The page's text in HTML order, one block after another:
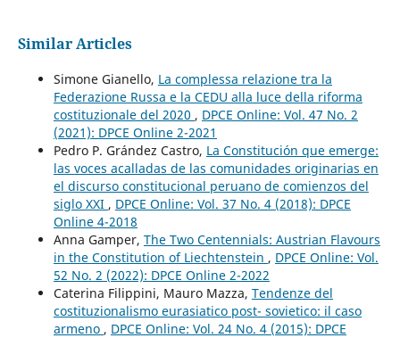
Similar Articles
Simone Gianello, La complessa relazione tra la
Federazione Russa e la CEDU alla luce della riforma
costituzionale del 2020 , DPCE Online: Vol. 47 No. 2
(2021): DPCE Online 2-2021
Pedro P. Grández Castro, La Constitución que emerge:
las voces acalladas de las comunidades originarias en
el discurso constitucional peruano de comienzos del
siglo XXI , DPCE Online: Vol. 37 No. 4 (2018): DPCE
Online 4-2018
Anna Gamper, The Two Centennials: Austrian Flavours
in the Constitution of Liechtenstein , DPCE Online: Vol.
52 No. 2 (2022): DPCE Online 2-2022
Caterina Filippini, Mauro Mazza, Tendenze del
costituzionalismo eurasiatico post- sovietico: il caso
armeno , DPCE Online: Vol. 24 No. 4 (2015): DPCE